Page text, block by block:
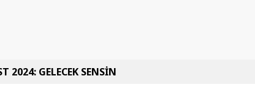
2024: GELECEK SENSİN